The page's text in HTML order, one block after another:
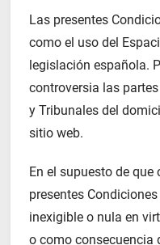
Las presentes
como el uso del
legislación española.
controversia las
y Tribunales del
sitio web.
En el supuesto de
presentes
inexigible o nula en
o como consecuencia